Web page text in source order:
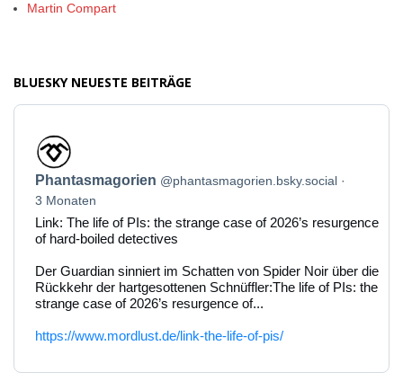
Martin Compart
BLUESKY NEUESTE BEITRÄGE
Beitrag
von
Phantasmagorien
auf
Bluesky
ansehen
Phantasmagorien @phantasmagorien.bsky.social
3 Monaten
Link: The life of PIs: the strange case of 2026’s resurgence
of hard-boiled detectives
Der Guardian sinniert im Schatten von Spider Noir über die
Rückkehr der hartgesottenen Schnüffler:The life of PIs: the
strange case of 2026’s resurgence of...
https://www.mordlust.de/link-the-life-of-pis/